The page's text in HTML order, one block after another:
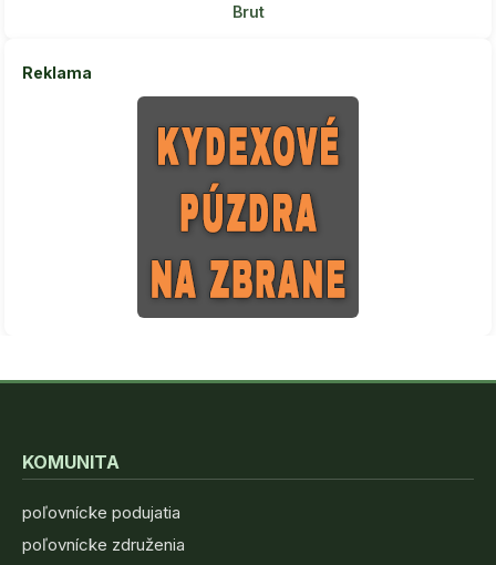
Brut
Reklama
KOMUNITA
poľovnícke podujatia
poľovnícke združenia